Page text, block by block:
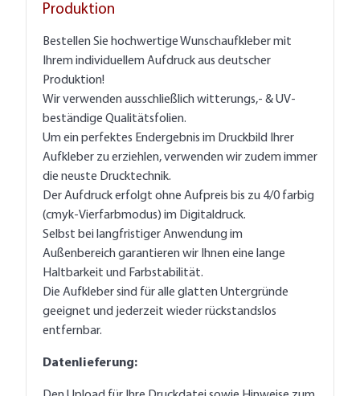
Produktion
Bestellen Sie hochwertige Wunschaufkleber mit
Ihrem individuellem Aufdruck aus deutscher
Produktion!
Wir verwenden ausschließlich witterungs,- & UV-
beständige Qualitätsfolien.
Um ein perfektes Endergebnis im Druckbild Ihrer
Aufkleber zu erziehlen, verwenden wir zudem immer
die neuste Drucktechnik.
Der Aufdruck erfolgt ohne Aufpreis bis zu 4/0 farbig
(cmyk-Vierfarbmodus) im Digitaldruck.
Selbst bei langfristiger Anwendung im
Außenbereich garantieren wir Ihnen eine lange
Haltbarkeit und Farbstabilität.
Die Aufkleber sind für alle glatten Untergründe
geeignet und jederzeit wieder rückstandslos
entfernbar.
Datenlieferung: